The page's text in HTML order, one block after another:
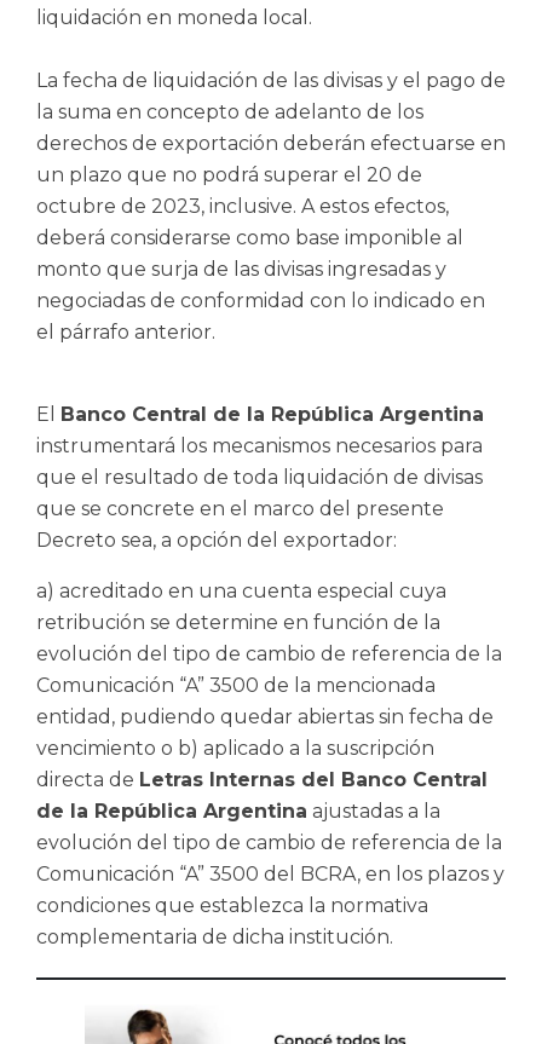
liquidación en moneda local.
La fecha de liquidación de las divisas y el pago de
la suma en concepto de adelanto de los
derechos de exportación deberán efectuarse en
un plazo que no podrá superar el 20 de
octubre de 2023, inclusive. A estos efectos,
deberá considerarse como base imponible al
monto que surja de las divisas ingresadas y
negociadas de conformidad con lo indicado en
el párrafo anterior.
El
Banco Central de la República Argentina
instrumentará los mecanismos necesarios para
que el resultado de toda liquidación de divisas
que se concrete en el marco del presente
Decreto sea, a opción del exportador:
a) acreditado en una cuenta especial cuya
retribución se determine en función de la
evolución del tipo de cambio de referencia de la
Comunicación “A” 3500 de la mencionada
entidad, pudiendo quedar abiertas sin fecha de
vencimiento o b) aplicado a la suscripción
directa de Letras Internas del Banco Central
de la República Argentina ajustadas a la
evolución del tipo de cambio de referencia de la
Comunicación “A” 3500 del BCRA, en los plazos y
condiciones que establezca la normativa
complementaria de dicha institución.